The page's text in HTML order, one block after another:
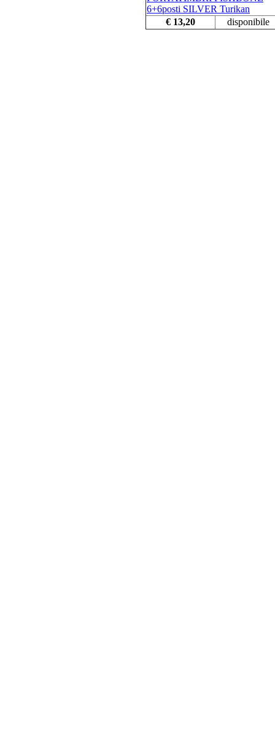
6+6posti SILVER Turikan
€ 13,20
disponibile